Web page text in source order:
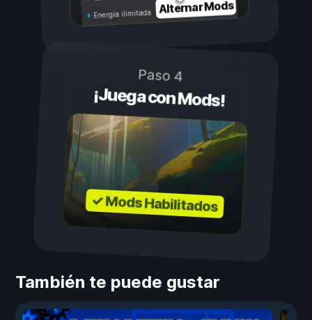
Energía ilimitada Alternar Mods
Paso 4
¡Juega con Mods!
✓ Mods Habilitados
También te puede gustar